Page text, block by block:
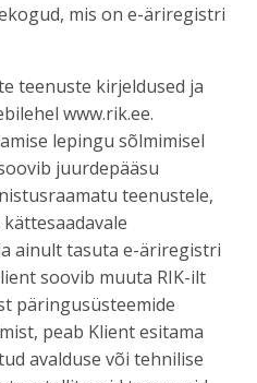
mis on e-äriregistri
teenuste kirjeldused ja
www.rik.ee.
lepingu sõlmimisel
juurdepääsu
teenustele,
ainult tasuta e-äriregistri
soovib muuta RIK-ilt
päringusüsteemide
peab Klient esitama
avalduse või tehnilise